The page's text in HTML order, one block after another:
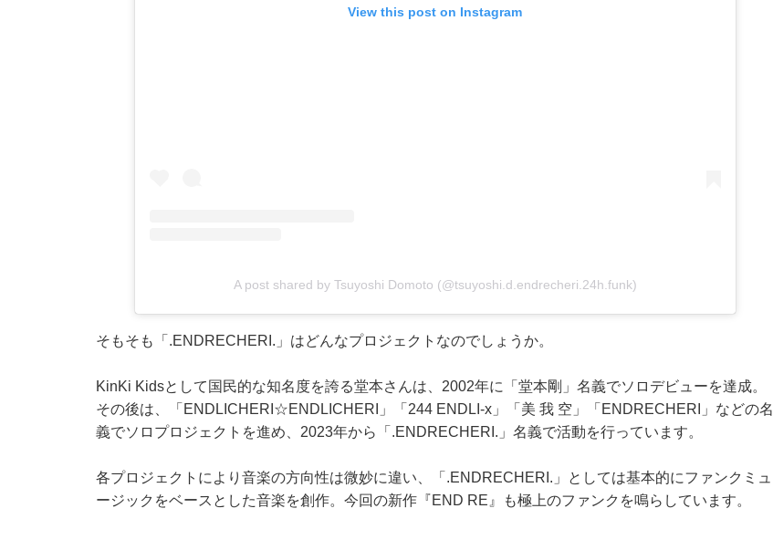
View this post on Instagram
A post shared by Tsuyoshi Domoto (@tsuyoshi.d.endrecheri.24h.funk)
そもそも「.ENDRECHERI.」はどんなプロジェクトなのでしょうか。
KinKi Kidsとして国民的な知名度を誇る堂本さんは、2002年に「堂本剛」名義でソロデビューを達成。
その後は、「ENDLICHERI☆ENDLICHERI」「244 ENDLI-x」「美 我 空」「ENDRECHERI」などの名
義でソロプロジェクトを進め、2023年から「.ENDRECHERI.」名義で活動を行っています。
各プロジェクトにより音楽の方向性は微妙に違い、「.ENDRECHERI.」としては基本的にファンクミュ
ージックをベースとした音楽を創作。今回の新作『END RE』も極上のファンクを鳴らしています。